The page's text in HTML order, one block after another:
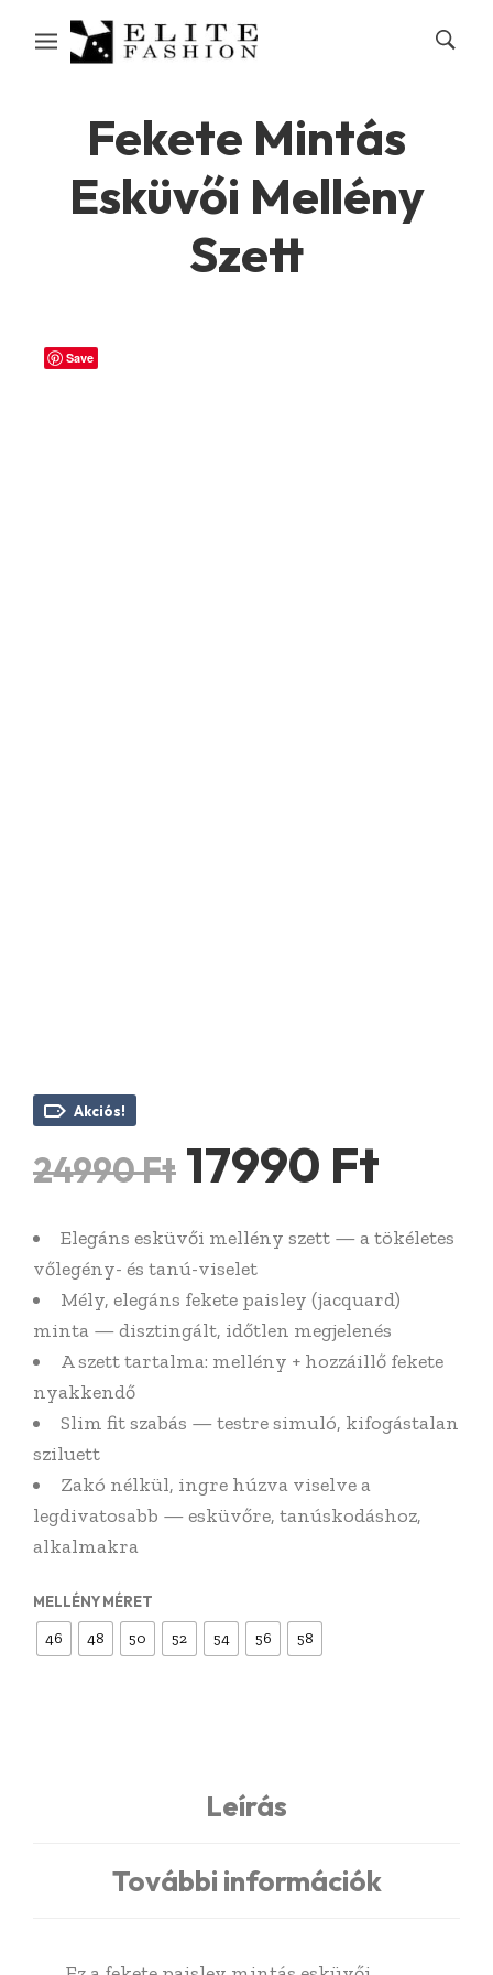
Fekete Mintás
Esküvői Mellény
Szett
Save
Akciós!
24990Ft Original
was:
24990 Ft.
17990 Ft
is:
Elegáns esküvői mellény szett — a tökéletes
vőlegény- és tanú-viselet
Mély, elegáns fekete paisley (jacquard)
minta — disztingált, időtlen megjelenés
A szett tartalma: mellény + hozzáillő fekete
nyakkendő
Slim fit szabás — testre simuló, kifogástalan
sziluett
Zakó nélkül, ingre húzva viselve a
legdivatosabb — esküvőre, tanúskodáshoz,
alkalmakra
MELLÉNY MÉRET
46 48 50 52 54 56 58
Leírás
További információk